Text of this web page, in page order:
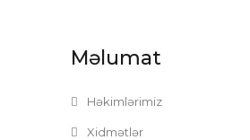
Məlumat
Həkimlərimiz
Xidmətlər